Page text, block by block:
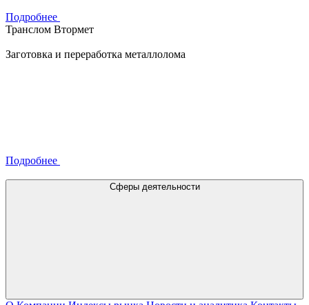
Подробнее
Транслом Втормет
Заготовка и переработка металлолома
Подробнее
Сферы деятельности